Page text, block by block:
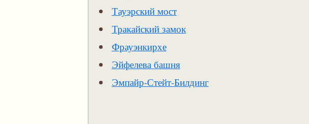
Тауэрский мост
Тракайский замок
Фрауэнкирхе
Эйфелева башня
Эмпайр-Стейт-Билдинг